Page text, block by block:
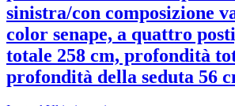
sinistra/con composizione
color senape, a quattro
totale 258 cm, profondità
profondità della seduta 56